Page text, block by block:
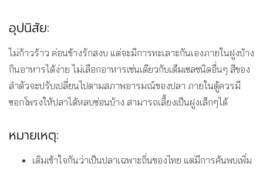
อุปนิสัย:
ไม่ก้าวร้าว ค่อนข้างรักสงบ แต่จะมีการทะเลาะกันเองภายในฝูงบ้าง
กินอาหารได้ง่าย ไม่เลือกอาหารเช่นเดียวกับเด็มเซลชนิดอื่นๆ สีของ
ลำตัวจะปรับเปลี่ยนไปตามสภาพอารมณ์ของปลา ภายในตู้ควรมี
ซอกโพรงให้ปลาได้หลบซ่อนบ้าง สามารถเลี้ยงเป็นฝูงเล็กๆได้
หมายเหตุ:
เดิมเข้าใจกันว่าเป็นปลาเฉพาะถิ่นของไทย แต่มีการค้นพบเพิ่ม